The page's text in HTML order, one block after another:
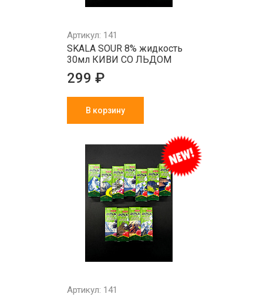
Артикул: 141
SKALA SOUR 8% жидкость
30мл КИВИ СО ЛЬДОМ
299 ₽
В корзину
Артикул: 141